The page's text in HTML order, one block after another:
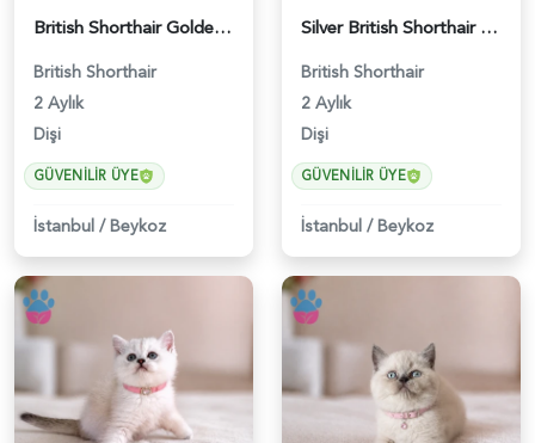
British Shorthair Golden Muhteşem Yavrumuz - 5226
British Shorthair
2 Aylık
Dişi
GÜVENILIR ÜYE
İstanbul /Beykoz
Silver British Shorthair Güzelliğimiz 2 Aylık - 5227
British Shorthair
2 Aylık
Dişi
GÜVENILIR ÜYE
İstanbul /Beykoz